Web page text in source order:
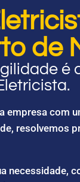
de
é
empresa com
resolvemos
necessidade,